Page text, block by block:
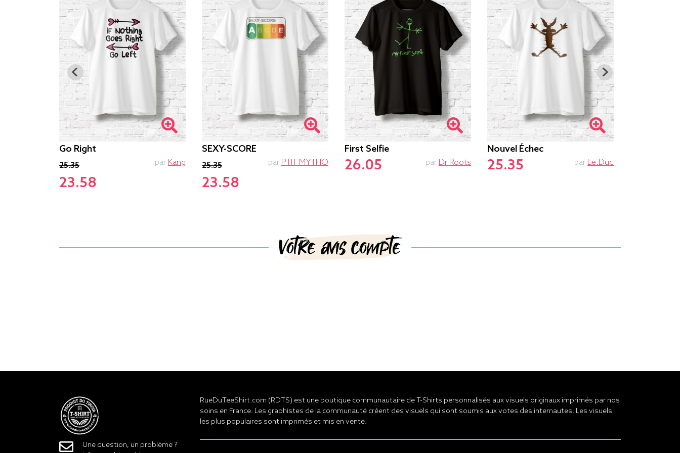
Go Right
25.35
23.58
par Kang
SEXY-SCORE
25.35
23.58
par PTIT MYTHO
First Selfie
26.05 par Dr Roots
Nouvel Échec
25.35 par Le.duc
Votre avis compte
Une question, un problème ?
RueDuTeeShirt.com (RDTS) est une boutique communautaire de T-Shirts personnalisés aux visuels originaux imprimés par nos
soins en France. Les graphistes de la communauté créent des visuels qui sont soumis aux votes des internautes. Les visuels
les plus populaires sont imprimés et mis en vente.